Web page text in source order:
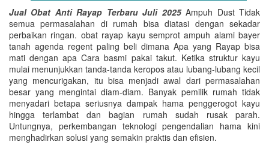
Jual Obat Anti Rayap Terbaru Juli 2025Ampuh Dust Tidak
semua permasalahan di rumah bisa diatasi dengan sekadar
perbaikan ringan. obat rayap kayu semprot ampuh alami bayer
tanah agenda regent paling beli dimana Apa yang Rayap bisa
mati dengan apa Cara basmi pakai takut. Ketika struktur kayu
mulai menunjukkan tanda-tanda keropos atau lubang-lubang kecil
yang mencurigakan, itu bisa menjadi awal dari permasalahan
besar yang mengintai diam-diam. Banyak pemilik rumah tidak
menyadari betapa seriusnya dampak hama penggerogot kayu
hingga terlambat dan bagian rumah sudah rusak parah.
Untungnya, perkembangan teknologi pengendalian hama kini
menghadirkan solusi yang semakin praktis dan efisien.